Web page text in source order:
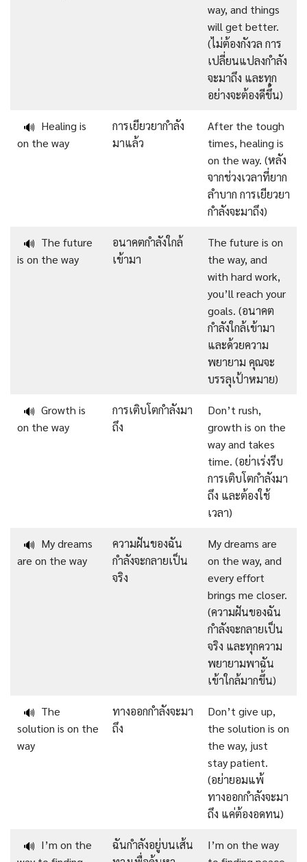
way, and things
will get better.
(ไม่ต้องกังวล การ
เปลี่ยนแปลงกำลัง
จะมาถึง และทุก
อย่างจะต้องดีขึ้น)
🔊 Healing is
on the way
การเยียวยากำลัง
มาแล้ว
After the tough
times, healing is
on the way. (หลัง
จากช่วงเวลาที่ยาก
ลำบาก การเยียวยา
กำลังจะมาถึง)
🔊 The future
is on the way
อนาคตกำลังใกล้
เข้ามา
The future is on
the way, and
with hard work,
you’ll reach your
goals. (อนาคต
กำลังใกล้เข้ามา
และด้วยความ
พยายาม คุณจะ
บรรลุเป้าหมาย)
🔊 Growth is
on the way
การเติบโตกำลังมา
ถึง
Don’t rush,
growth is on the
way and takes
time. (อย่าเร่งรีบ
การเติบโตกำลังมา
ถึง และต้องใช้
เวลา)
🔊 My dreams
are on the way
ความฝันของฉัน
กำลังจะกลายเป็น
จริง
My dreams are
on the way, and
every effort
brings me closer.
(ความฝันของฉัน
กำลังจะกลายเป็น
จริง และทุกความ
พยายามพาฉัน
เข้าใกล้มากขึ้น)
🔊 The
solution is on the
way
ทางออกกำลังจะมา
ถึง
Don’t give up,
the solution is on
the way, just
stay patient.
(อย่ายอมแพ้
ทางออกกำลังจะมา
ถึง แค่ต้องอดทน)
🔊 I’m on the
ฉันกำลังอยู่บนเส้น
I’m on the way